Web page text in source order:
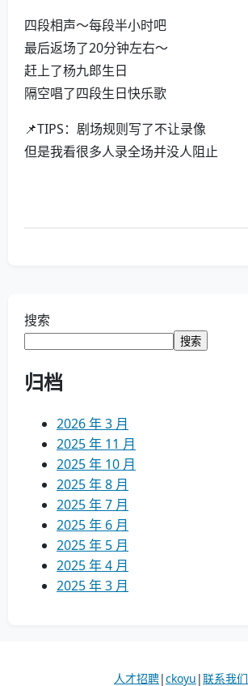
四段相声～每段半小时吧
最后返场了20分钟左右～
赶上了杨九郎生日
隔空唱了四段生日快乐歌
📌TIPS：剧场规则写了不让录像
但是我看很多人录全场并没人阻止
搜索
搜索
归档
2026 年 3 月
2025 年 11 月
2025 年 10 月
2025 年 8 月
2025 年 7 月
2025 年 6 月
2025 年 5 月
2025 年 4 月
2025 年 3 月
人才招聘|ckoyu |联系我们